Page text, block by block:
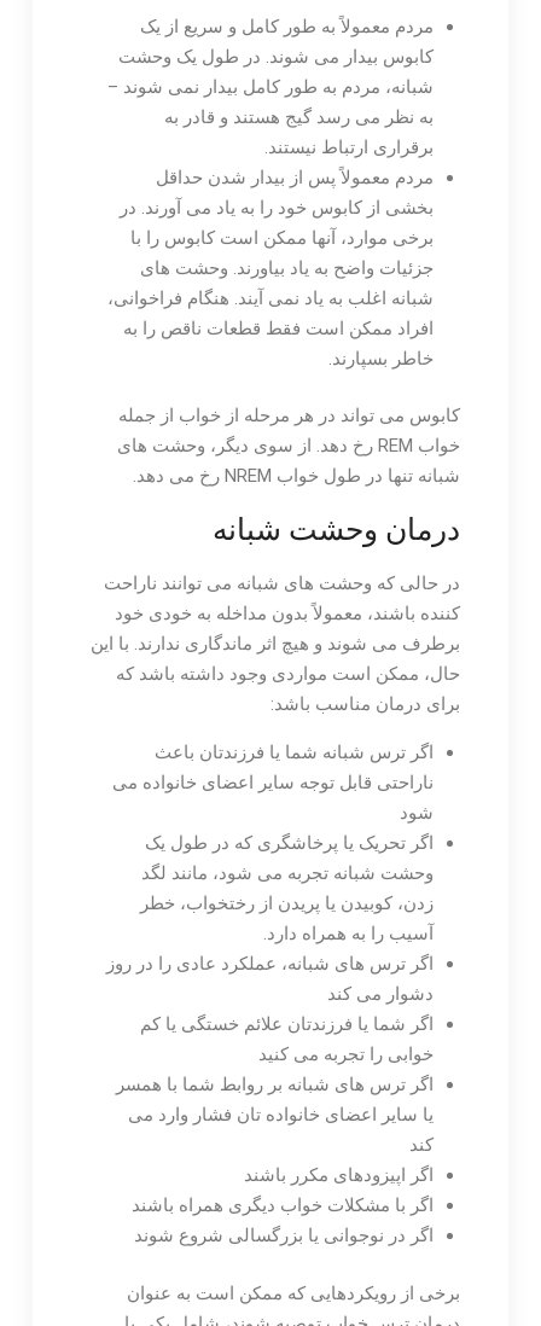
مردم معمولاً به طور کامل و سریع از یک
کابوس بیدار می شوند. در طول یک وحشت
شبانه، مردم به طور کامل بیدار نمی شوند –
به نظر می رسد گیج هستند و قادر به
برقراری ارتباط نیستند.
مردم معمولاً پس از بیدار شدن حداقل
بخشی از کابوس خود را به یاد می آورند. در
برخی موارد، آنها ممکن است کابوس را با
جزئیات واضح به یاد بیاورند. وحشت های
شبانه اغلب به یاد نمی آیند. هنگام فراخوانی،
افراد ممکن است فقط قطعات ناقص را به
خاطر بسپارند.
کابوس می تواند در هر مرحله از خواب از جمله
خواب REM رخ دهد. از سوی دیگر، وحشت های
شبانه تنها در طول خواب NREM رخ می دهد.
درمان وحشت شبانه
در حالی که وحشت های شبانه می توانند ناراحت
کننده باشند، معمولاً بدون مداخله به خودی خود
برطرف می شوند و هیچ اثر ماندگاری ندارند. با این
حال، ممکن است مواردی وجود داشته باشد که
برای درمان مناسب باشد:
اگر ترس شبانه شما یا فرزندتان باعث
ناراحتی قابل توجه سایر اعضای خانواده می
شود
اگر تحریک یا پرخاشگری که در طول یک
وحشت شبانه تجربه می شود، مانند لگد
زدن، کوبیدن یا پریدن از رختخواب، خطر
آسیب را به همراه دارد.
اگر ترس های شبانه، عملکرد عادی را در روز
دشوار می کند
اگر شما یا فرزندتان علائم خستگی یا کم
خوابی را تجربه می کنید
اگر ترس های شبانه بر روابط شما با همسر
یا سایر اعضای خانواده تان فشار وارد می
کند
اگر اپیزودهای مکرر باشند
اگر با مشکلات خواب دیگری همراه باشند
اگر در نوجوانی یا بزرگسالی شروع شوند
برخی از رویکردهایی که ممکن است به عنوان